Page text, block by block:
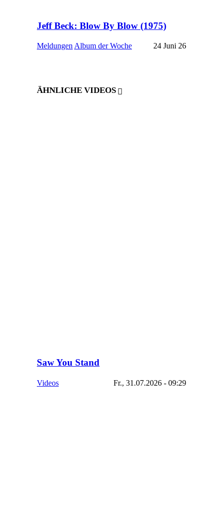
Jeff Beck: Blow By Blow (1975)
Meldungen Album der Woche 24 Juni 26
ÄHNLICHE VIDEOS
Saw You Stand
Videos Fr., 31.07.2026 - 09:29